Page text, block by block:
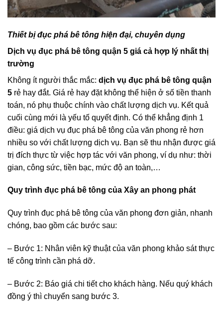
Thiết bị đục phá bê tông hiện đại, chuyên dụng
Dịch vụ đục phá bê tông quận 5 giá cả hợp lý nhất thị
trường
Không ít người thắc mắc: dịch vụ đục phá bê tông quận
5 rẻ hay đắt. Giá rẻ hay đặt không thể hiện ở số tiền thanh
toán, nó phụ thuộc chính vào chất lượng dịch vụ. Kết quả
cuối cùng mới là yếu tố quyết định. Có thể khẳng định 1
điều: giá dịch vụ đục phá bê tông của văn phong rẻ hơn
nhiều so với chất lượng dịch vụ. Bạn sẽ thu nhận được giá
trị đích thực từ việc hợp tác với văn phong, ví dụ như: thời
gian, công sức, tiền bạc, mức độ an toàn,…
Quy trình đục phá bê tông của Xây an phong phát
Quy trình đục phá bê tông của văn phong đơn giản, nhanh
chóng, bao gồm các bước sau:
– Bước 1: Nhân viên kỹ thuật của văn phong khảo sát thực
tế công trình cần phá dỡ.
– Bước 2: Báo giá chi tiết cho khách hàng. Nếu quý khách
đồng ý thì chuyển sang bước 3.